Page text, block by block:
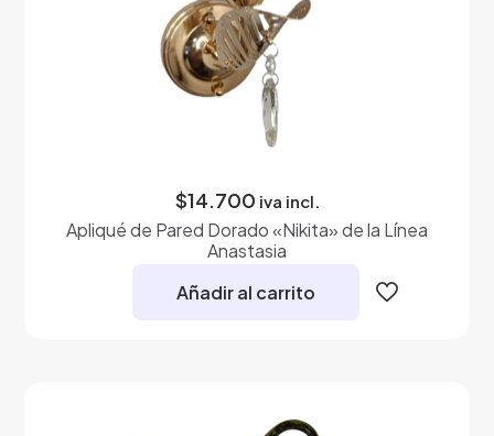
$14.700 iva incl.
Apliqué de Pared Dorado «Nikita» de la Línea
Anastasia
Añadir al carrito